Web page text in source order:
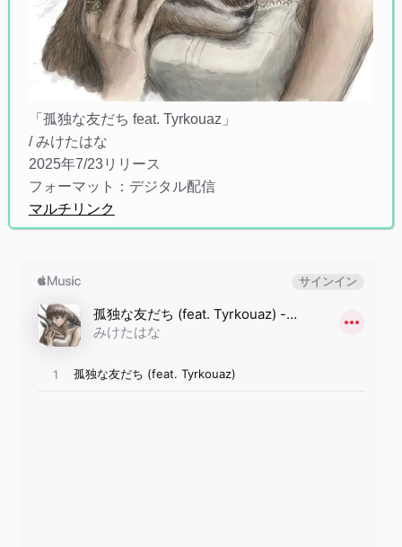
「孤独な友だち feat. Tyrkouaz」
/ みけたはな
2025年7/23リリース
フォーマット：デジタル配信
マルチリンク